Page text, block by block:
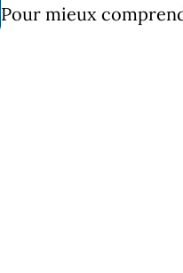
Pour mieux